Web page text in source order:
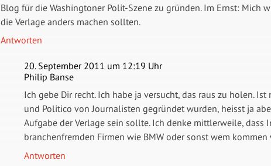
Blog für die Washingtoner Polit-Szene zu gründen. Im Ernst: Mich
die Verlage anders machen sollten.
Antworten
20. September 2011 um 12:19 Uhr
Philip Banse
Ich gebe Dir recht. Ich habe ja versucht, das raus zu holen.
und Politico von Journalisten gegründet wurden, heisst ja
Aufgabe der Verlage sein sollte. Ich denke mittlerweile, dass
branchenfremden Firmen wie BMW oder sonst wem kommen
Antworten